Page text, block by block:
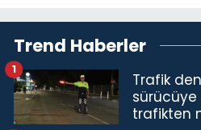
Trend Haberler
Trafik
trafikten
1